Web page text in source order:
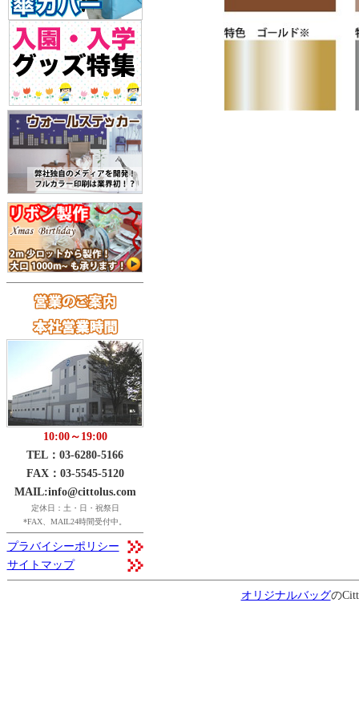
10:00～19:00
TEL：03-6280-5166
FAX：03-5545-5120
MAIL:info@cittolus.com
定休日：土・日・祝祭日
*FAX、MAIL24時間受付中。
プラバイシーポリシー
サイトマップ
オリジナルバッグの